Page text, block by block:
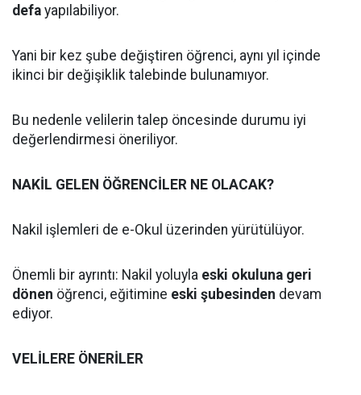
defa yapılabiliyor.
Yani bir kez şube değiştiren öğrenci, aynı yıl içinde
ikinci bir değişiklik talebinde bulunamıyor.
Bu nedenle velilerin talep öncesinde durumu iyi
değerlendirmesi öneriliyor.
NAKİL GELEN ÖĞRENCİLER NE OLACAK?
Nakil işlemleri de e-Okul üzerinden yürütülüyor.
Önemli bir ayrıntı: Nakil yoluyla eski okuluna geri
dönen öğrenci, eğitimine eski şubesinden devam
ediyor.
VELİLERE ÖNERİLER